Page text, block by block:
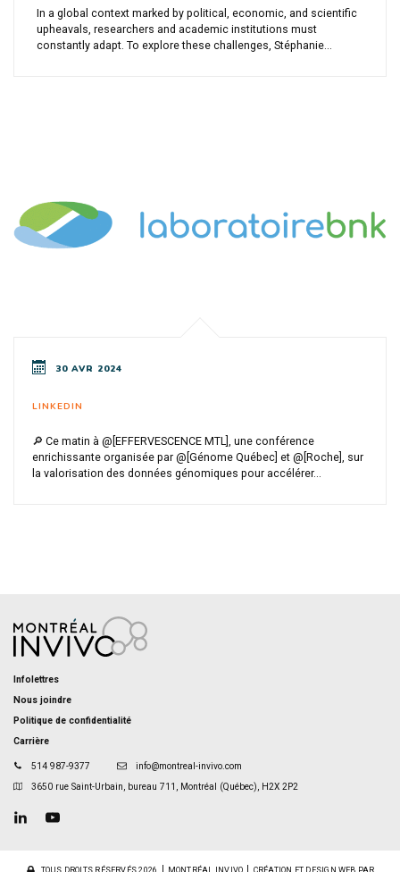
In a global context marked by political, economic, and scientific
upheavals, researchers and academic institutions must
constantly adapt. To explore these challenges, Stéphanie...
30 AVR 2024
LINKEDIN
🔎 Ce matin à @[EFFERVESCENCE MTL], une conférence
enrichissante organisée par @[Génome Québec] et @[Roche], sur
la valorisation des données génomiques pour accélérer...
Infolettres
Nous joindre
Politique de confidentialité
Carrière
514 987-9377 info@montreal-invivo.com
3650 rue Saint-Urbain, bureau 711, Montréal (Québec), H2X 2P2